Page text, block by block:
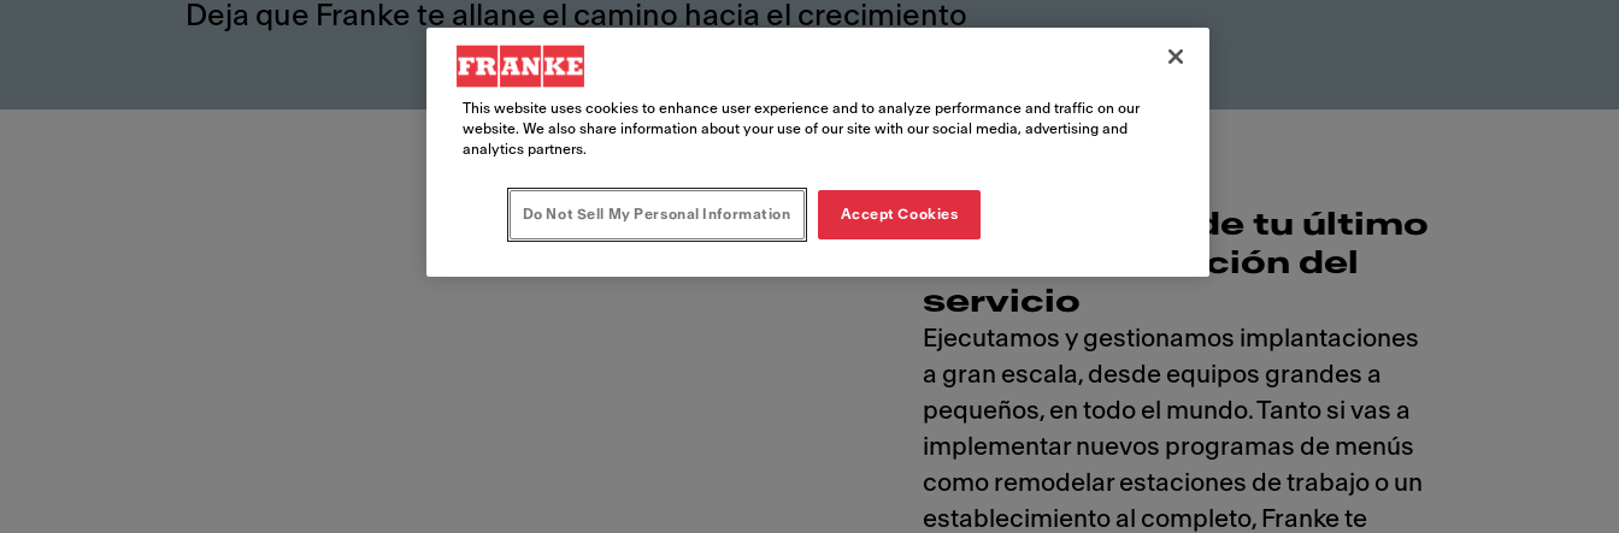
Deja que Franke te allane el camino hacia el crecimiento
Presentación de tu último
menú o innovación del
servicio
Ejecutamos y gestionamos implantaciones
a gran escala, desde equipos grandes a
pequeños, en todo el mundo. Tanto si vas a
implementar nuevos programas de menús
como remodelar estaciones de trabajo o un
establecimiento al completo, Franke te
This website uses cookies to enhance user experience and to analyze performance and traffic on our
website. We also share information about your use of our site with our social media, advertising and
analytics partners.
Do Not Sell My Personal Information Accept Cookies